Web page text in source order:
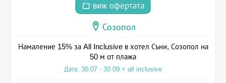
виж офертата
Созопол
Намаление 15% за All Inclusive в хотел Съни, Созопол на
50 м от плажа
Дата: 30.07 - 30.09 + all inclusive